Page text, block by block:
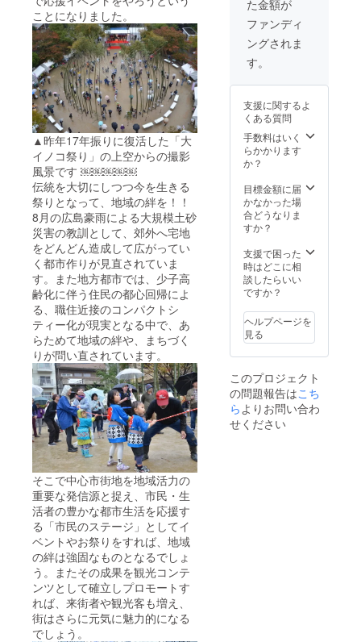
ことになりました。
▲昨年17年振りに復活した「大
イノコ祭り」の上空からの撮影
風景です ￼￼￼￼￼
伝統を大切にしつつ今を生きる
祭りとなって、地域の絆を！！
8月の広島豪雨による大規模土砂
災害の教訓として、郊外へ宅地
をどんどん造成して広がってい
く都市作りが見直されていま
す。また地方都市では、少子高
齢化に伴う住民の都心回帰によ
る、職住近接のコンパクトシ
ティー化が現実となる中で、あ
らためて地域の絆や、まちづく
りが問い直されています。
そこで中心市街地を地域活力の
重要な発信源と捉え、市民・生
活者の豊かな都市生活を応援す
る「市民のステージ」としてイ
ベントやお祭りをすれば、地域
の絆は強固なものとなるでしょ
う。またその成果を観光コンテ
ンツとして確立しプロモートす
れば、来街者や観光客も増え、
街はさらに元気に魅力的になる
でしょう。
はイ
メージ
です）
⑤祭り
日）メ
場グル
メ屋台
食券1枚
（500円
ジナル
ステッ
カー ⑥
り権
（大石
に乗れ
ます）
5名）
た金額が
ファンディ
ングされま
す。
支援に関するよ
くある質問
手数料はいく
らかかります
か？
目標金額に届
かなかった場
合どうなりま
すか？
支援で困った
時はどこに相
談したらいい
ですか？
ヘルプページを
見る
このプロジェクト
の問題報告はこち
らよりお問い合わ
せください